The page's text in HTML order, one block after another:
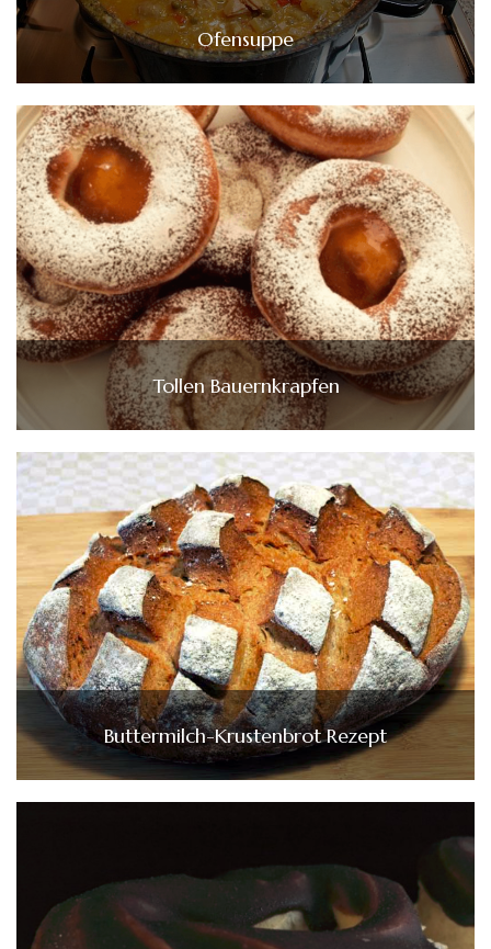
Ofensuppe
Tollen Bauernkrapfen
Buttermilch-Krustenbrot Rezept